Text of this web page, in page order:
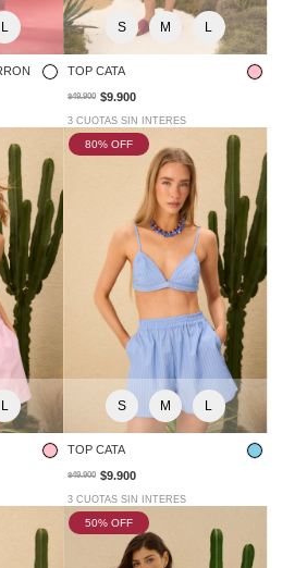
L S M L
TOP CATA
$49.900 $9.900
3 CUOTAS SIN INTERES
L
80% OFF
S M L
TOP CATA
$49.900 $9.900
3 CUOTAS SIN INTERES
50% OFF